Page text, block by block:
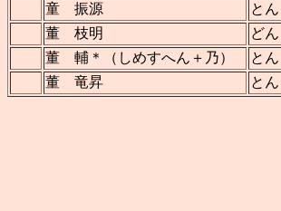
童 振源
と
董 枝明
ど
董 輔＊（しめすへん＋乃）
と
董 竜昇
と